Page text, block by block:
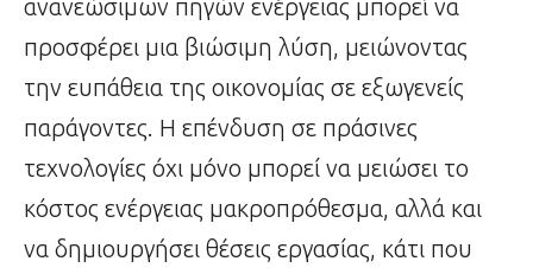
ανανεώσιμων πηγών ενέργειας μπορεί να
προσφέρει μια βιώσιμη λύση, μειώνοντας
την ευπάθεια της οικονομίας σε εξωγενείς
παράγοντες. Η επένδυση σε πράσινες
τεχνολογίες όχι μόνο μπορεί να μειώσει το
κόστος ενέργειας μακροπρόθεσμα, αλλά και
να δημιουργήσει θέσεις εργασίας, κάτι που